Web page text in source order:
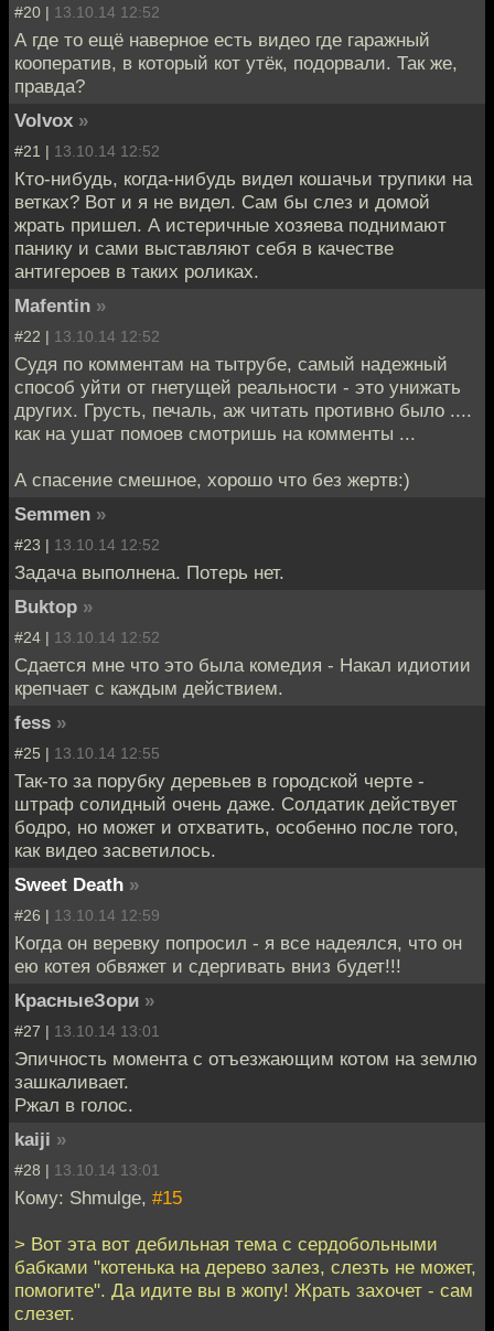
#20 | 13.10.14 12:52
А где то ещё наверное есть видео где гаражный
кооператив, в который кот утёк, подорвали. Так же,
правда?
Volvox »
#21 | 13.10.14 12:52
Кто-нибудь, когда-нибудь видел кошачьи трупики на
ветках? Вот и я не видел. Сам бы слез и домой
жрать пришел. А истеричные хозяева поднимают
панику и сами выставляют себя в качестве
антигероев в таких роликах.
Mafentin »
#22 | 13.10.14 12:52
Судя по комментам на тытрубе, самый надежный
способ уйти от гнетущей реальности - это унижать
других. Грусть, печаль, аж читать противно было ....
как на ушат помоев смотришь на комменты ...
А спасение смешное, хорошо что без жертв:)
Semmen »
#23 | 13.10.14 12:52
Задача выполнена. Потерь нет.
Buktop »
#24 | 13.10.14 12:52
Сдается мне что это была комедия - Накал идиотии
крепчает с каждым действием.
fess »
#25 | 13.10.14 12:55
Так-то за порубку деревьев в городской черте -
штраф солидный очень даже. Солдатик действует
бодро, но может и отхватить, особенно после того,
как видео засветилось.
Sweet Death »
#26 | 13.10.14 12:59
Когда он веревку попросил - я все надеялся, что он
ею котея обвяжет и сдергивать вниз будет!!!
КрасныеЗори »
#27 | 13.10.14 13:01
Эпичность момента с отъезжающим котом на землю
зашкаливает.
Ржал в голос.
kaiji »
#28 | 13.10.14 13:01
Кому: Shmulge, #15
> Вот эта вот дебильная тема с сердобольными
бабками "котенька на дерево залез, слезть не может,
помогите". Да идите вы в жопу! Жрать захочет - сам
слезет.